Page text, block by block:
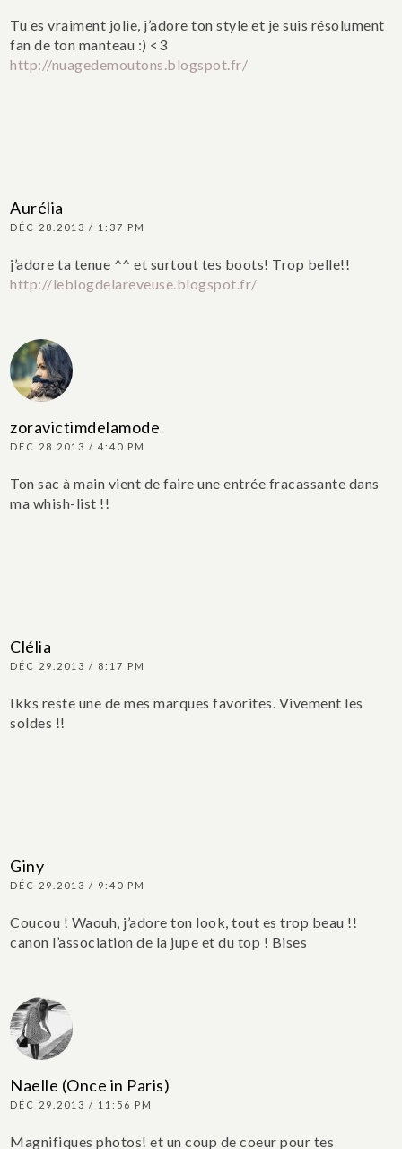
Tu es vraiment jolie, j’adore ton style et je suis résolument
fan de ton manteau :) <3
http://nuagedemoutons.blogspot.fr/
Aurélia
DÉC 28.2013 / 1:37 PM
j’adore ta tenue ^^ et surtout tes boots! Trop belle!!
http://leblogdelareveuse.blogspot.fr/
zoravictimdelamode
DÉC 28.2013 / 4:40 PM
Ton sac à main vient de faire une entrée fracassante dans
ma whish-list !!
Clélia
DÉC 29.2013 / 8:17 PM
Ikks reste une de mes marques favorites. Vivement les
soldes !!
Giny
DÉC 29.2013 / 9:40 PM
Coucou ! Waouh, j’adore ton look, tout es trop beau !!
canon l’association de la jupe et du top ! Bises
Naelle (Once in Paris)
DÉC 29.2013 / 11:56 PM
Magnifiques photos! et un coup de coeur pour tes